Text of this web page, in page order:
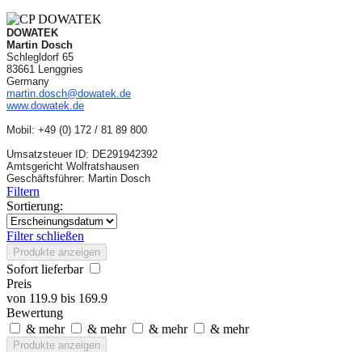
DOWATEK
Martin Dosch
Schlegldorf 65
83661 Lenggries
Germany
martin.dosch@dowatek.de
www.dowatek.de
Mobil: +49 (0) 172 / 81 89 800
Umsatzsteuer ID: DE291942392
Amtsgericht Wolfratshausen
Geschäftsführer: Martin Dosch
Filtern
Sortierung:
Filter schließen
Produkte anzeigen
Sofort lieferbar
Preis
von 119.9 bis 169.9
Bewertung
& mehr
& mehr & mehr & mehr
Produkte anzeigen